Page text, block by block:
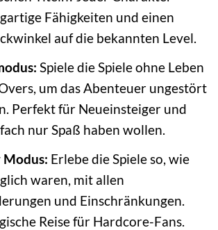
Fähigkeiten und einen
auf die bekannten Level.
Spiele die Spiele ohne Leben
um das Abenteuer ungestört
Perfekt für Neueinsteiger und
nur Spaß haben wollen.
Modus: Erlebe die Spiele so, wie
waren, mit allen
und Einschränkungen.
Reise für Hardcore-Fans.